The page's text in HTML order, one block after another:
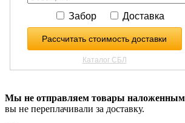
Мы не отправляем товары
вы не переплачивали за доставку.